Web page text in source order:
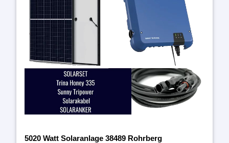
5020 Watt Solaranlage 38489 Rohrberg